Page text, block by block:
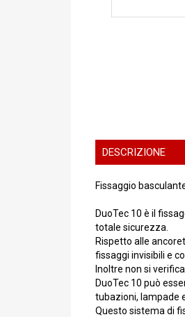
DESCRIZIONE
Fissaggio
DuoTec 10 è il
totale sicurezza.
Rispetto alle
fissaggi invisibili e
Inoltre non si
DuoTec 10 può
tubazioni, lampade
Questo sistema di